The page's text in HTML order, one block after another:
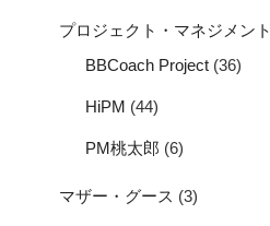
プロジェクト・マネジメント
BBCoach Project (36)
HiPM (44)
PM桃太郎 (6)
マザー・グース (3)